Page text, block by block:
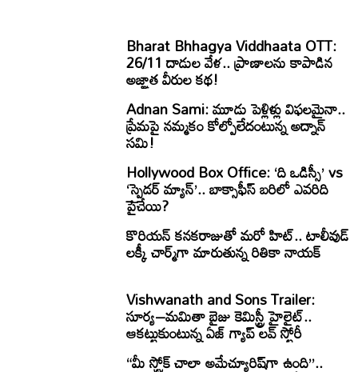
Bharat Bhhagya Viddhaata OTT:
26/11 దాడుల వేళ.. ప్రాణాలను కాపాడిన
అజ్ఞాత వీరుల కథ!
Adnan Sami: మూడు పెళ్లిళ్లు విఫలమైనా..
ప్రేమపై నమ్మకం కోల్పోలేదంటున్న అద్నాన్
సమి!
Hollywood Box Office: ‘ది ఒడిస్సీ’ vs
‘స్పైడర్ మ్యాన్’.. బాక్సాఫీస్ బరిలో ఎవరిది
పైచేయి?
కొరియన్ కనకరాజుతో మరో హిట్.. టాలీవుడ్
లక్కీ చార్మ్‌గా మారుతున్న రితికా నాయక్
Vishwanath and Sons Trailer:
సూర్య–మమితా బైజు కెమిస్ట్రీ హైలైట్..
ఆకట్టుకుంటున్న ఏజ్ గ్యాప్ లవ్ స్టోరీ
“మీ స్ట్రోక్ చాలా అమేచ్యూరిష్‌గా ఉంది”..